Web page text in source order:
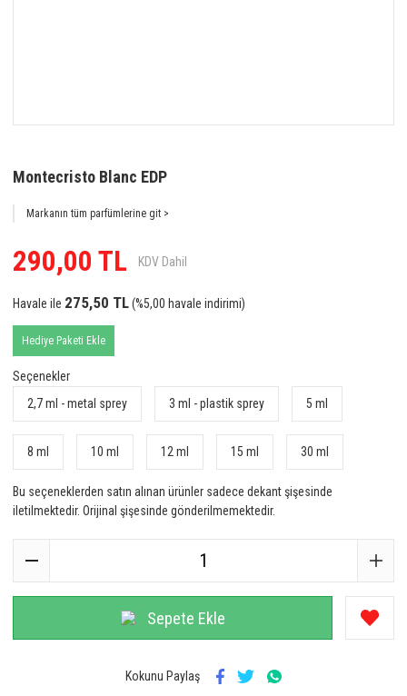
Montecristo Blanc EDP
Markanın tüm parfümlerine git >
290,00 TL KDV Dahil
Havale ile 275,50 TL(%5,00 havale indirimi)
Hediye Paketi Ekle
Seçenekler
2,7 ml - metal sprey
3 ml - plastik sprey 5 ml
8 ml 10 ml 12 ml 15 ml 30 ml
Bu seçeneklerden satın alınan ürünler sadece dekant şişesinde
iletilmektedir. Orijinal şişesinde gönderilmemektedir.
Sepete Ekle
Kokunu Paylaş